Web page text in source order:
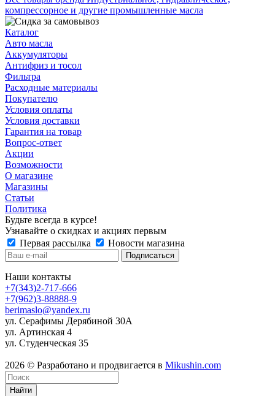
компрессорное и другие промышленные масла
Каталог
Авто масла
Аккумуляторы
Антифриз и тосол
Фильтра
Расходные материалы
Покупателю
Условия оплаты
Условия доставки
Гарантия на товар
Вопрос-ответ
Акции
Возможности
О магазине
Магазины
Статьи
Политика
Будьте всегда в курсе!
Узнавайте о скидках и акциях первым
Первая рассылка
Новости магазина
Наши контакты
+7(343)2-717-666
+7(962)3-88888-9
berimaslo@yandex.ru
ул. Серафимы Дерябиной 30А
ул. Артинская 4
ул. Студенческая 35
2026 © Разработано и продвигается в Mikushin.com
Найти